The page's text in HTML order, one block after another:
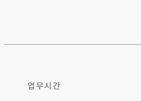
업무시간